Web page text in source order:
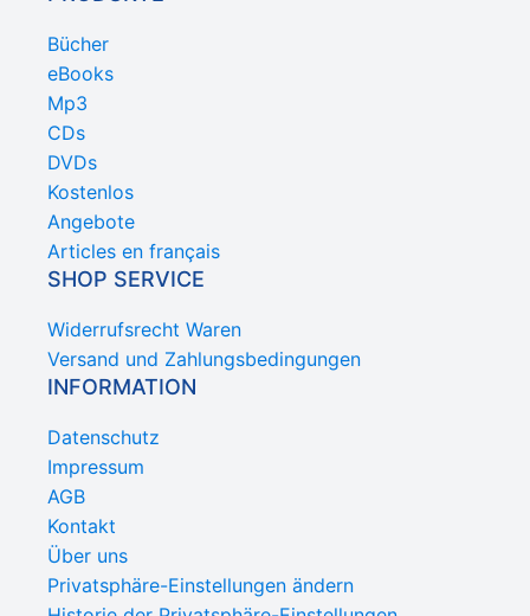
Bücher
eBooks
Mp3
CDs
DVDs
Kostenlos
Angebote
Articles en français
SHOP SERVICE
Widerrufsrecht Waren
Versand und Zahlungsbedingungen
INFORMATION
Datenschutz
Impressum
AGB
Kontakt
Über uns
Privatsphäre-Einstellungen ändern